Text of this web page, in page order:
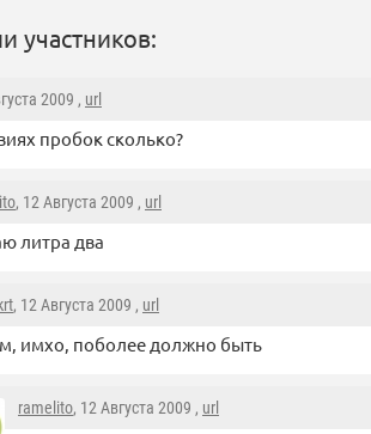
участников:
2009 , url
пробок сколько?
, 12 Августа 2009 , url
литра два
, 12 Августа 2009 , url
имхо, поболее должно быть
ramelito, 12 Августа 2009 , url